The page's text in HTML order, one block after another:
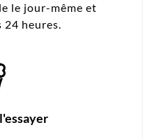
le jour-même et
24 heures.